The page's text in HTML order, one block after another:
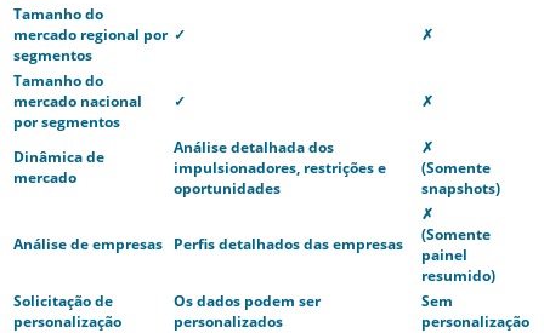
Tamanho do
mercado regional por
segmentos
✓ ✗
Tamanho do
mercado nacional
por segmentos
✓ ✗
Dinâmica de
mercado
Análise detalhada dos
impulsionadores, restrições e
oportunidades
✗
(Somente
snapshots)
Análise de empresas Perfis detalhados das empresas
✗
(Somente
painel
resumido)
Solicitação de
personalização
Os dados podem ser
personalizados
Sem
personalização